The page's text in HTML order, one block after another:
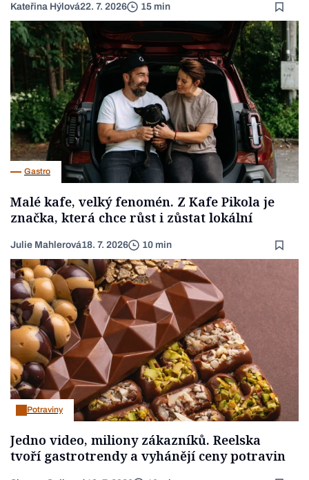
Kateřina Hýlová22. 7. 2026 15 min
Gastro
Malé kafe, velký fenomén. Z Kafe Pikola je
značka, která chce růst i zůstat lokální
Julie Mahlerová18. 7. 2026 10 min
Potraviny
Jedno video, miliony zákazníků. Reelska
tvoří gastrotrendy a vyhánějí ceny potravin